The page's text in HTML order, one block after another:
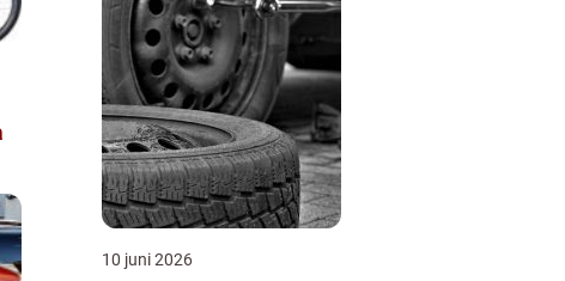
10 juni 2026